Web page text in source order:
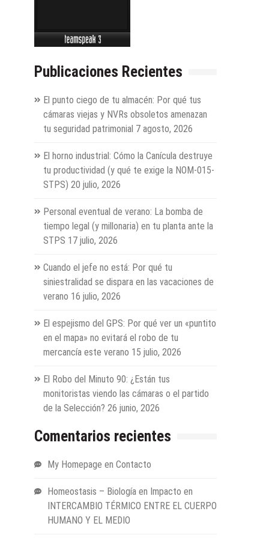
Publicaciones Recientes
El punto ciego de tu almacén: Por qué tus
cámaras viejas y NVRs obsoletos amenazan
tu seguridad patrimonial 7 agosto, 2026
El horno industrial: Cómo la Canícula destruye
tu productividad (y qué te exige la NOM-015-
STPS) 20 julio, 2026
Personal eventual de verano: La bomba de
tiempo legal (y millonaria) en tu planta ante la
STPS 17 julio, 2026
Cuando el jefe no está: Por qué tu
siniestralidad se dispara en las vacaciones de
verano 16 julio, 2026
El espejismo del GPS: Por qué ver un «puntito
en el mapa» no evitará el robo de tu
mercancía este verano 15 julio, 2026
El Robo del Minuto 90: ¿Están tus
monitoristas viendo las cámaras o el partido
de la Selección? 26 junio, 2026
Comentarios recientes
My Homepage en Contacto
Homeostasis – Biología en Impacto en
INTERCAMBIO TÉRMICO ENTRE EL CUERPO
HUMANO Y EL MEDIO